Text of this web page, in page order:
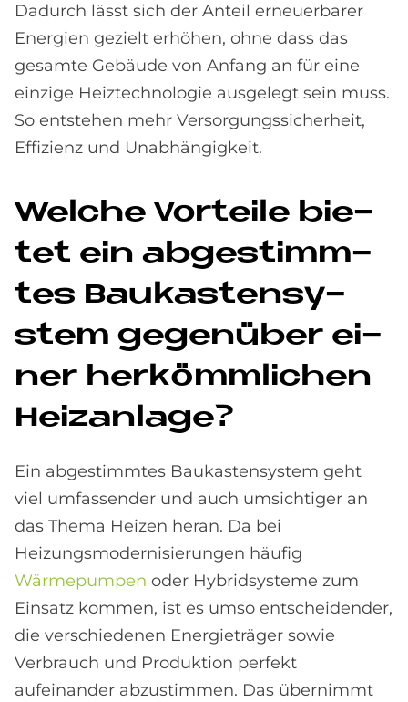
Dadurch lässt sich der Anteil erneuerbarer
Energien gezielt erhöhen, ohne dass das
gesamte Gebäude von Anfang an für eine
einzige Heiztechnologie ausgelegt sein muss.
So entstehen mehr Versorgungssicherheit,
Effizienz und Unabhängigkeit.
Wel­che Vor­teile bie­
tet ein ab­ge­stimm­
tes Bau­ka­sten­sy­
stem ge­gen­über ei­
ner her­kömm­li­chen
Heiz­an­la­ge?
Ein abgestimmtes Baukastensystem geht
viel umfassender und auch umsichtiger an
das Thema Heizen heran. Da bei
Heizungsmodernisierungen häufig
Wärmepumpen oder Hybridsysteme zum
Einsatz kommen, ist es umso entscheidender,
die verschiedenen Energieträger sowie
Verbrauch und Produktion perfekt
aufeinander abzustimmen. Das übernimmt